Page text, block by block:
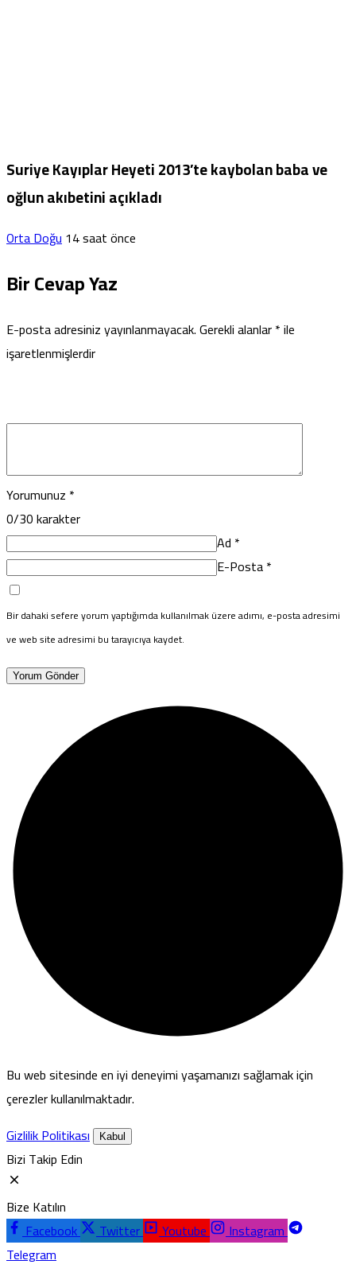
Suriye Kayıplar Heyeti 2013’te kaybolan baba ve
oğlun akıbetini açıkladı
Orta Doğu14 saat önce
Bir Cevap Yaz
E-posta adresiniz yayınlanmayacak.Gerekli alanlar*ile
işaretlenmişlerdir
Yorumunuz *
0/30 karakter
Ad *
E-Posta*
Bir dahaki sefere yorum yaptığımda kullanılmak üzere adımı, e-posta adresimi
ve web site adresimi bu tarayıcıya kaydet.
Yorum Gönder
Bu web sitesinde en iyi deneyimi yaşamanızı sağlamak için
çerezler kullanılmaktadır.
Gizlilik Politikası
Kabul
Bizi Takip Edin
Bize Katılın
Facebook
Twitter Youtube
Instagram
Telegram